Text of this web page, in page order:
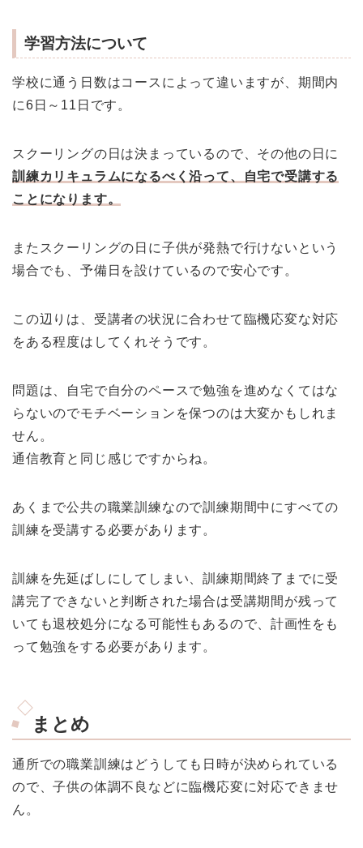
学習方法について
学校に通う日数はコースによって違いますが、期間内
に6日～11日です。
スクーリングの日は決まっているので、その他の日に
訓練カリキュラムになるべく沿って、自宅で受講する
ことになります。
またスクーリングの日に子供が発熱で行けないという
場合でも、予備日を設けているので安心です。
この辺りは、受講者の状況に合わせて臨機応変な対応
をある程度はしてくれそうです。
問題は、自宅で自分のペースで勉強を進めなくてはな
らないのでモチベーションを保つのは大変かもしれま
せん。
通信教育と同じ感じですからね。
あくまで公共の職業訓練なので訓練期間中にすべての
訓練を受講する必要があります。
訓練を先延ばしにしてしまい、訓練期間終了までに受
講完了できないと判断された場合は受講期間が残って
いても退校処分になる可能性もあるので、計画性をも
って勉強をする必要があります。
まとめ
通所での職業訓練はどうしても日時が決められている
ので、子供の体調不良などに臨機応変に対応できませ
ん。